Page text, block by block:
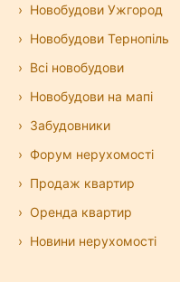
Новобудови Ужгород
Новобудови Тернопіль
Всі новобудови
Новобудови на мапі
Забудовники
Форум нерухомості
Продаж квартир
Оренда квартир
Новини нерухомості